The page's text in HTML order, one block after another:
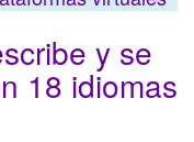
y se
18 idiomas